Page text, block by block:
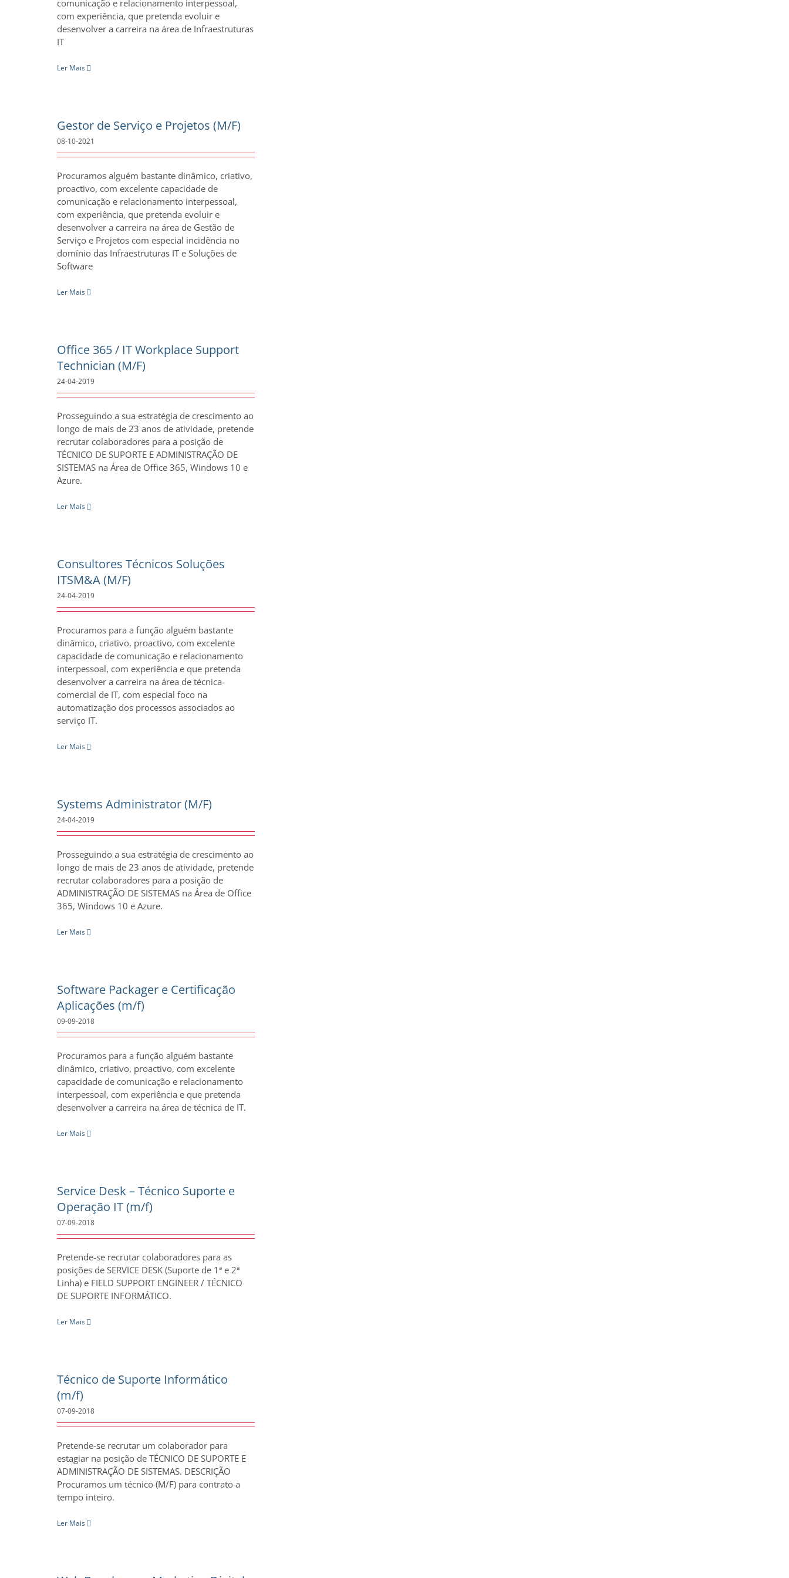
comunicação e relacionamento interpessoal,
com experiência, que pretenda evoluir e
desenvolver a carreira na área de Infraestruturas
IT
Ler Mais
Gestor de Serviço e Projetos (M/F)
08-10-2021
Procuramos alguém bastante dinâmico, criativo,
proactivo, com excelente capacidade de
comunicação e relacionamento interpessoal,
com experiência, que pretenda evoluir e
desenvolver a carreira na área de Gestão de
Serviço e Projetos com especial incidência no
domínio das Infraestruturas IT e Soluções de
Software
Ler Mais
Office 365 / IT Workplace Support
Technician (M/F)
24-04-2019
Prosseguindo a sua estratégia de crescimento ao
longo de mais de 23 anos de atividade, pretende
recrutar colaboradores para a posição de
TÉCNICO DE SUPORTE E ADMINISTRAÇÃO DE
SISTEMAS na Área de Office 365, Windows 10 e
Azure.
Ler Mais
Consultores Técnicos Soluções
ITSM&A (M/F)
24-04-2019
Procuramos para a função alguém bastante
dinâmico, criativo, proactivo, com excelente
capacidade de comunicação e relacionamento
interpessoal, com experiência e que pretenda
desenvolver a carreira na área de técnica-
comercial de IT, com especial foco na
automatização dos processos associados ao
serviço IT.
Ler Mais
Systems Administrator (M/F)
24-04-2019
Prosseguindo a sua estratégia de crescimento ao
longo de mais de 23 anos de atividade, pretende
recrutar colaboradores para a posição de
ADMINISTRAÇÃO DE SISTEMAS na Área de Office
365, Windows 10 e Azure.
Ler Mais
Software Packager e Certificação
Aplicações (m/f)
09-09-2018
Procuramos para a função alguém bastante
dinâmico, criativo, proactivo, com excelente
capacidade de comunicação e relacionamento
interpessoal, com experiência e que pretenda
desenvolver a carreira na área de técnica de IT.
Ler Mais
Service Desk – Técnico Suporte e
Operação IT (m/f)
07-09-2018
Pretende-se recrutar colaboradores para as
posições de SERVICE DESK (Suporte de 1ª e 2ª
Linha) e FIELD SUPPORT ENGINEER / TÉCNICO
DE SUPORTE INFORMÁTICO.
Ler Mais
Técnico de Suporte Informático
(m/f)
07-09-2018
Pretende-se recrutar um colaborador para
estagiar na posição de TÉCNICO DE SUPORTE E
ADMINISTRAÇÃO DE SISTEMAS. DESCRIÇÃO
Procuramos um técnico (M/F) para contrato a
tempo inteiro.
Ler Mais